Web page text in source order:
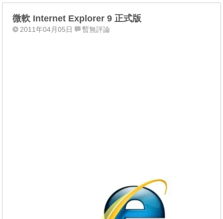
微軟 Internet Explorer 9 正式版
2011年04月05日 暫無評論